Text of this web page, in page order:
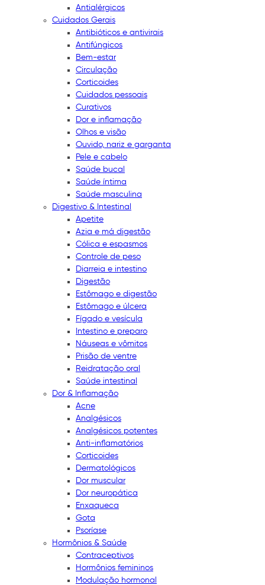
Antialérgicos
Cuidados Gerais
Antibióticos e antivirais
Antifúngicos
Bem-estar
Circulação
Corticoides
Cuidados pessoais
Curativos
Dor e inflamação
Olhos e visão
Ouvido, nariz e garganta
Pele e cabelo
Saúde bucal
Saúde íntima
Saúde masculina
Digestivo & Intestinal
Apetite
Azia e má digestão
Cólica e espasmos
Controle de peso
Diarreia e intestino
Digestão
Estômago e digestão
Estômago e úlcera
Fígado e vesícula
Intestino e preparo
Náuseas e vômitos
Prisão de ventre
Reidratação oral
Saúde intestinal
Dor & Inflamação
Acne
Analgésicos
Analgésicos potentes
Anti-inflamatórios
Corticoides
Dermatológicos
Dor muscular
Dor neuropática
Enxaqueca
Gota
Psoríase
Hormônios & Saúde
Contraceptivos
Hormônios femininos
Modulação hormonal